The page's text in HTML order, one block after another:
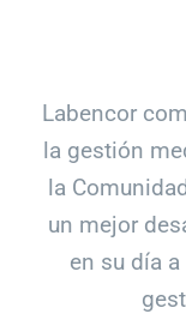
Labencor
la gestión
la
un mejor
en su día